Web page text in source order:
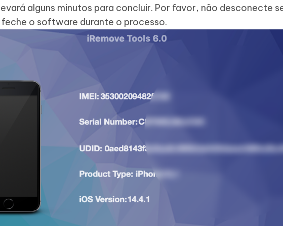
alguns minutos para concluir. Por favor, não desconecte
o software durante o processo.